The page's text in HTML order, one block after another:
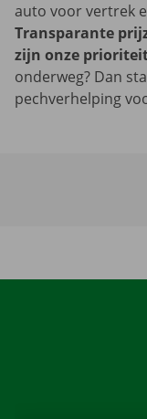
auto voor vertrek
Transparante
zijn onze
onderweg? Dan
pechverhelping